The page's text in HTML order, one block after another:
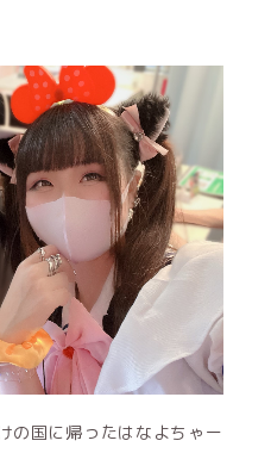
の国に帰ったはなよちゃー